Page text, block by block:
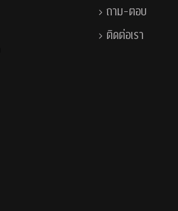
ถาม-ตอบ
ติดต่อเรา